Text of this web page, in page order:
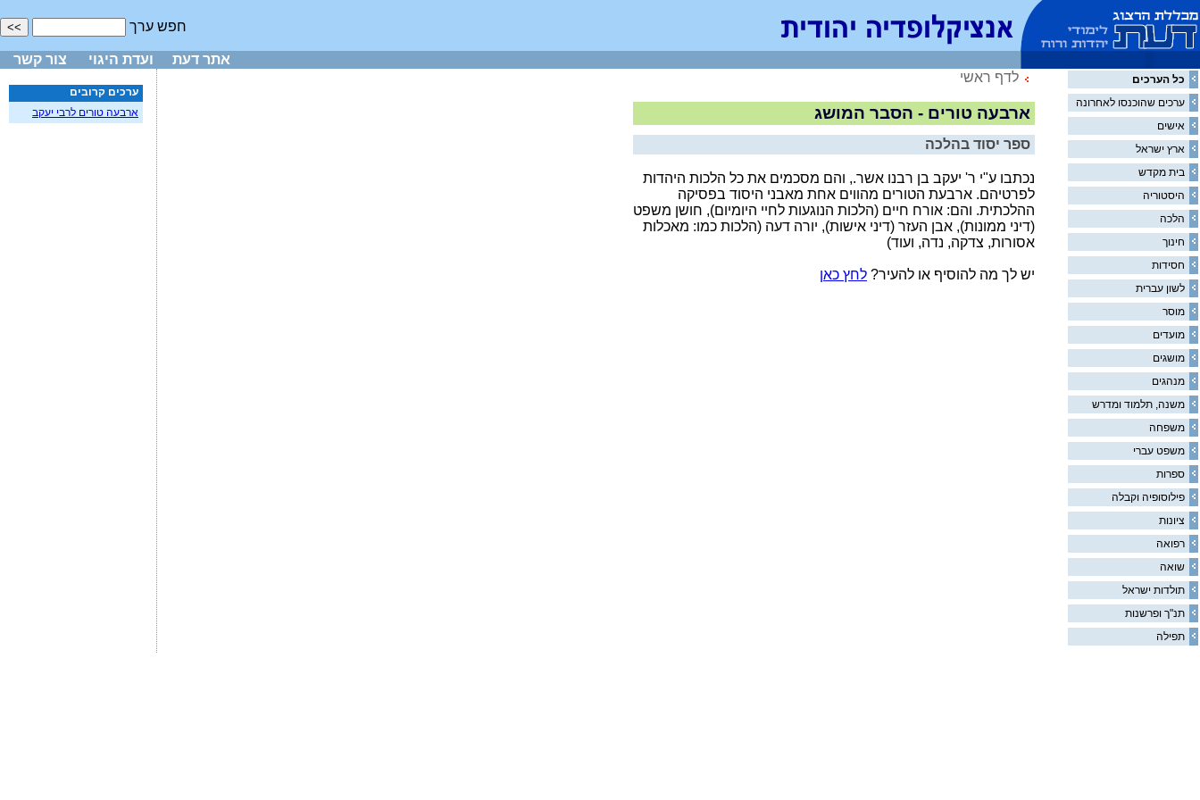
חפש ערך
אתר דעת ועדת היגוי צור קשר
כל הערכים
ערכים שהוכנסו לאחרונה
אישים
ארץ ישראל
בית מקדש
היסטוריה
הלכה
חינוך
חסידות
לשון עברית
מוסר
מועדים
מושגים
מנהגים
משנה, תלמוד ומדרש
משפחה
משפט עברי
ספרות
פילוסופיה וקבלה
ציונות
רפואה
שואה
תולדות ישראל
תנ"ך ופרשנות
תפילה
לדף ראשי
ארבעה טורים - הסבר המושג
ספר יסוד בהלכה
נכתבו ע"י ר' יעקב בן רבנו אשר., והם מסכמים את כל הלכות היהדות
לפרטיהם. ארבעת הטורים מהווים אחת מאבני היסוד בפסיקה
ההלכתית. והם: אורח חיים (הלכות הנוגעות לחיי היומיום), חושן משפט
(דיני ממונות), אבן העזר (דיני אישות), יורה דעה (הלכות כמו: מאכלות
אסורות, צדקה, נדה, ועוד)
יש לך מה להוסיף או להעיר? לחץ כאן
ערכים קרובים
ארבעה טורים לרבי יעקב